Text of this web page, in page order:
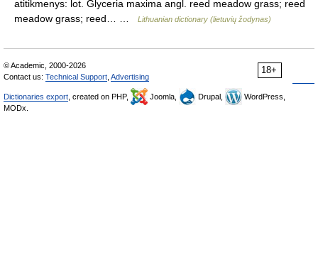
atitikmenys: lot. Glyceria maxima angl. reed meadow grass; reed
meadow grass; reed… …
Lithuanian dictionary (lietuvių žodynas)
18+
© Academic, 2000-2026
Contact us: Technical Support Advertising
Dictionaries export , created on PHP, Joomla, Drupal,
WordPress,
MODx.